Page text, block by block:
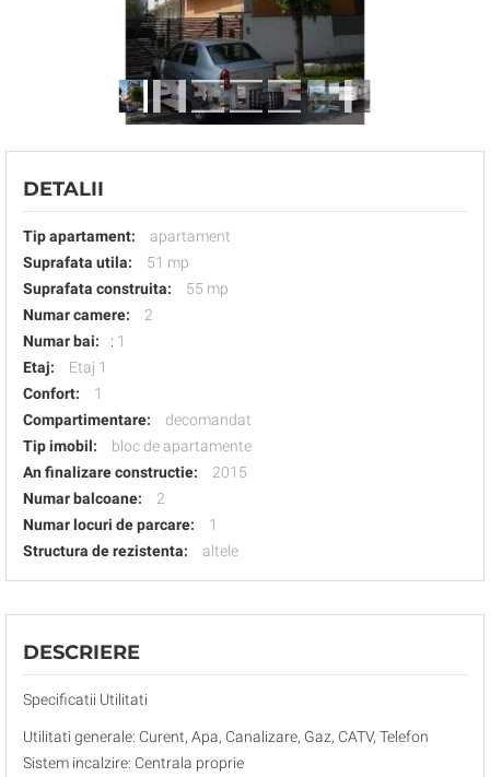
DETALII
Tip apartament:
apartament
Suprafata utila:
51 mp
Suprafata construita:
55 mp
Numar camere:
2
Numar bai:
: 1
Etaj:
Etaj 1
Confort:
1
Compartimentare:
decomandat
Tip imobil:
bloc de apartamente
An finalizare constructie:
2015
Numar balcoane:
2
Numar locuri de parcare:
1
Structura de rezistenta:
altele
DESCRIERE
Specificatii Utilitati
Utilitati generale: Curent, Apa, Canalizare, Gaz, CATV, Telefon
Sistem incalzire: Centrala proprie